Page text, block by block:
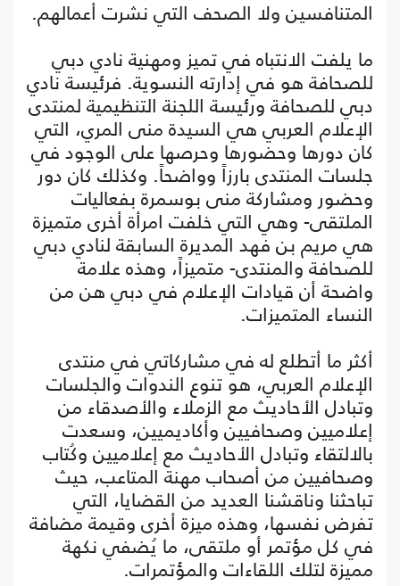
المتنافسين ولا الصحف التي نشرت أعمالهم.
ما يلفت الانتباه في تميز ومهنية نادي دبي
للصحافة هو في إدارته النسوية. فرئيسة نادي
دبي للصحافة ورئيسة اللجنة التنظيمية لمنتدى
الإعلام العربي هي السيدة منى المري، التي
كان دورها وحضورها وحرصها على الوجود في
جلسات المنتدى بارزاً وواضحاً. وكذلك كان دور
وحضور ومشاركة منى بوسمرة بفعاليات
الملتقى- وهي التي خلفت امرأة أخرى متميزة
هي مريم بن فهد المديرة السابقة لنادي دبي
للصحافة والمنتدى- متميزاً، وهذه علامة
واضحة أن قيادات الإعلام في دبي هن من
النساء المتميزات.
أكثر ما أتطلع له في مشاركاتي في منتدى
الإعلام العربي، هو تنوع الندوات والجلسات
وتبادل الأحاديث مع الزملاء والأصدقاء من
إعلاميين وصحافيين وأكاديميين، وسعدت
بالالتقاء وتبادل الأحاديث مع إعلاميين وكُتاب
وصحافيين من أصحاب مهنة المتاعب، حيث
تباحثنا وناقشنا العديد من القضايا، التي
تفرض نفسها، وهذه ميزة أخرى وقيمة مضافة
في كل مؤتمر أو ملتقى، ما يُضفي نكهة
مميزة لتلك اللقاءات والمؤتمرات.